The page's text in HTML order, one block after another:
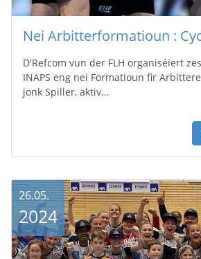
Nei Arbitterformatioun :
D'Refcom vun der FLH organiséiert
INAPS eng nei Formatioun fir
jonk Spiller, aktiv…
26.05.
2024